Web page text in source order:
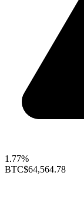
1.77%
BTC$64,564.78